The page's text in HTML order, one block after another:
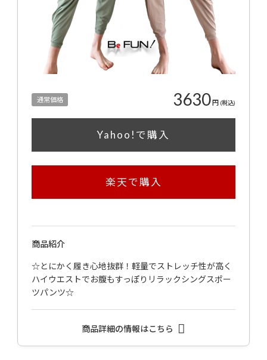
通常価格 3630円 (税込)
Yahoo!で購入
楽天で購入
商品紹介
☆とにかく履き心地抜群！軽量でストレッチ性が高く
ハイウエストでお腹もすっぽりリラックシングスポー
ツパンツ☆
商品詳細の情報はこちら